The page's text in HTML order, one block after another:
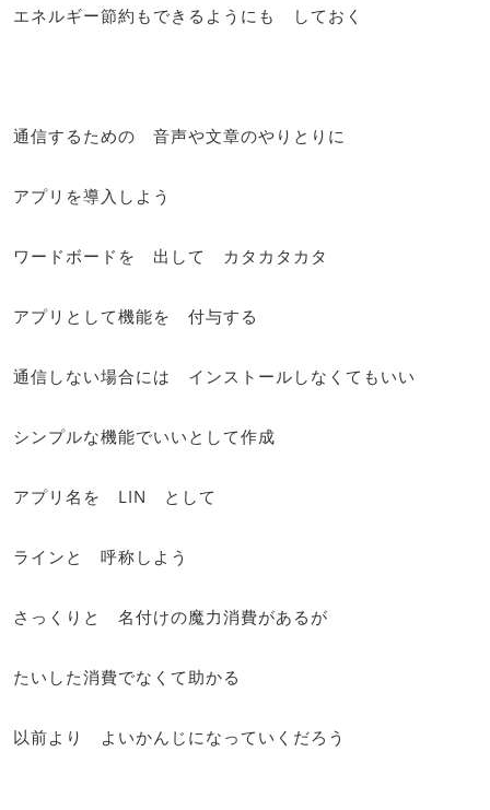
エネルギー節約もできるようにも しておく
通信するための 音声や文章のやりとりに
アプリを導入しよう
ワードボードを 出して カタカタカタ
アプリとして機能を 付与する
通信しない場合には インストールしなくてもいい
シンプルな機能でいいとして作成
アプリ名を LIN として
ラインと 呼称しよう
さっくりと 名付けの魔力消費があるが
たいした消費でなくて助かる
以前より よいかんじになっていくだろう